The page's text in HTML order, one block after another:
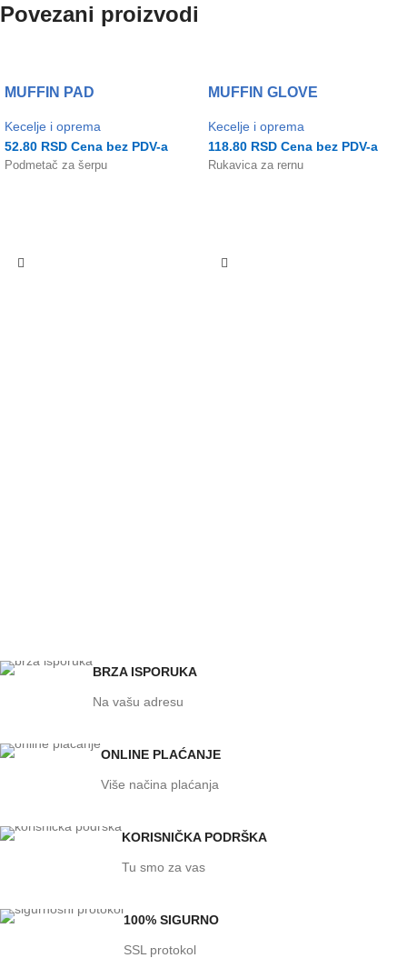
Povezani proizvodi
MUFFIN PAD
Kecelje i oprema
52.80 RSD Cena bez PDV-a
Podmetač za šerpu
MUFFIN GLOVE
Kecelje i oprema
118.80 RSD Cena bez PDV-a
Rukavica za rernu
BRZA ISPORUKA
Na vašu adresu
ONLINE PLAĆANJE
Više načina plaćanja
KORISNIČKA PODRŠKA
Tu smo za vas
100% SIGURNO
SSL protokol